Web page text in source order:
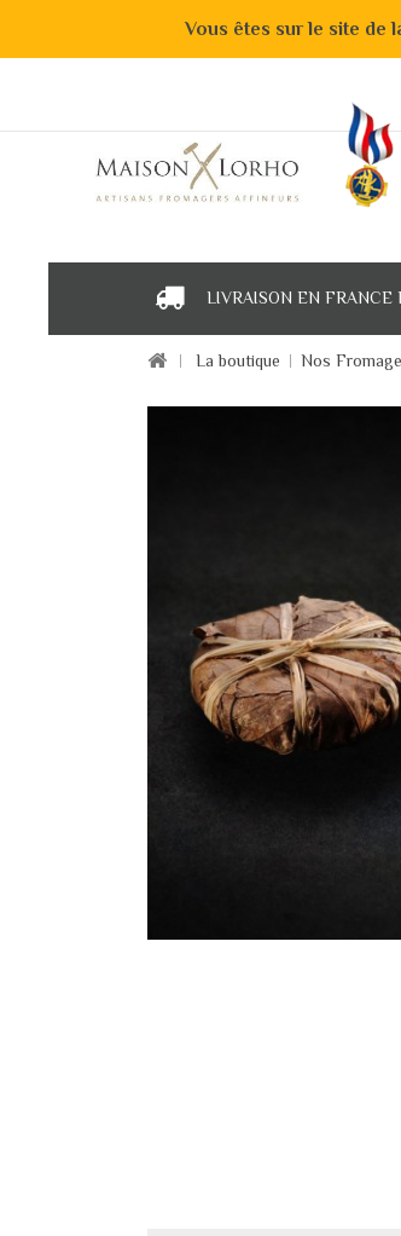
Vous êtes sur le site de
LIVRAISON EN FRANCE
La boutique Nos